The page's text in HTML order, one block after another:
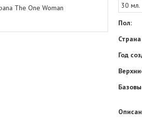
30 мл.
Пол:
Год